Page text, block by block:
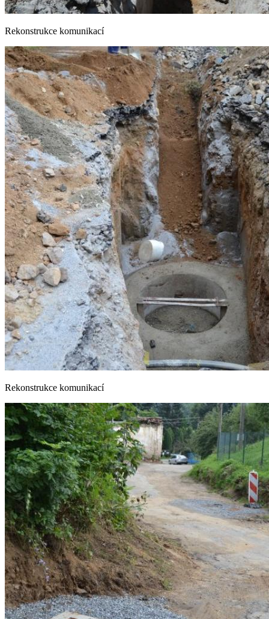
Rekonstrukce komunikací
Rekonstrukce komunikací